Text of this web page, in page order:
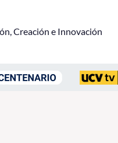
Creación e Innovación